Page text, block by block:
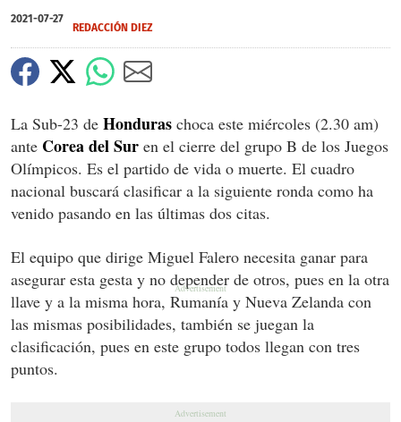
2021-07-27
REDACCIÓN DIEZ
La Sub-23 de Honduras choca este miércoles (2.30 am)
ante Corea del Sur en el cierre del grupo B de los Juegos
Olímpicos. Es el partido de vida o muerte. El cuadro
nacional buscará clasificar a la siguiente ronda como ha
venido pasando en las últimas dos citas.
El equipo que dirige Miguel Falero necesita ganar para
asegurar esta gesta y no depender de otros, pues en la otra
llave y a la misma hora, Rumanía y Nueva Zelanda con
las mismas posibilidades, también se juegan la
clasificación, pues en este grupo todos llegan con tres
puntos.